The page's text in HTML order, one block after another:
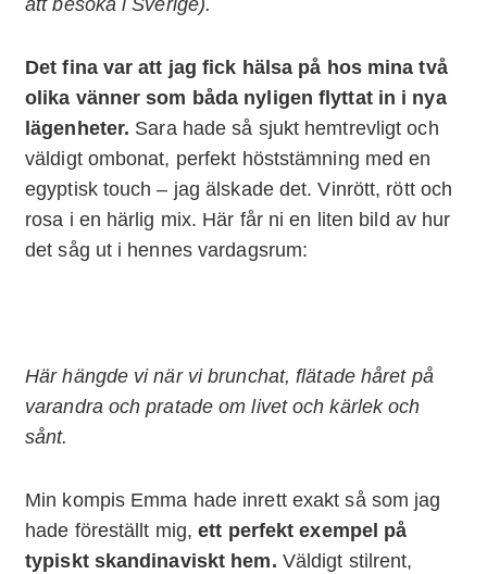
Det fina var att jag fick hälsa på hos mina två
olika vänner som båda nyligen flyttat in i nya
lägenheter. Sara hade så sjukt hemtrevligt och
väldigt ombonat, perfekt höststämning med en
egyptisk touch – jag älskade det. Vinrött, rött och
rosa i en härlig mix. Här får ni en liten bild av hur
det såg ut i hennes vardagsrum:
Här hängde vi när vi brunchat, flätade håret på
varandra och pratade om livet och kärlek och
sånt.
Min kompis Emma hade inrett exakt så som jag
hade föreställt mig,ett perfekt exempel på
typiskt skandinaviskt hem. Väldigt stilrent,